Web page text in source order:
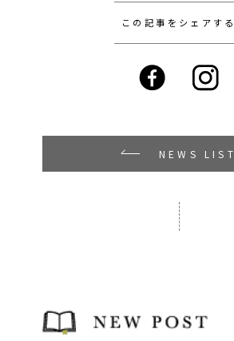
この記事をシェアする
NEWS LIST